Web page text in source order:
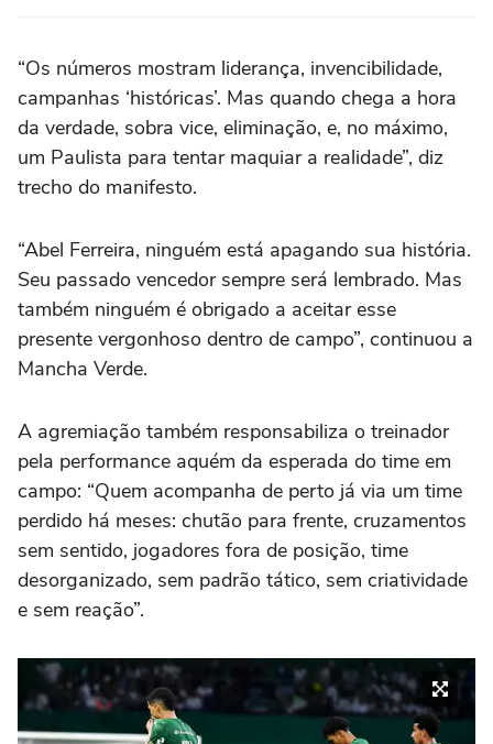
“Os números mostram liderança, invencibilidade,
campanhas ‘históricas’. Mas quando chega a hora
da verdade, sobra vice, eliminação, e, no máximo,
um Paulista para tentar maquiar a realidade”, diz
trecho do manifesto.
“Abel Ferreira, ninguém está apagando sua história.
Seu passado vencedor sempre será lembrado. Mas
também ninguém é obrigado a aceitar esse
presente vergonhoso dentro de campo”, continuou a
Mancha Verde.
A agremiação também responsabiliza o treinador
pela performance aquém da esperada do time em
campo: “Quem acompanha de perto já via um time
perdido há meses: chutão para frente, cruzamentos
sem sentido, jogadores fora de posição, time
desorganizado, sem padrão tático, sem criatividade
e sem reação”.